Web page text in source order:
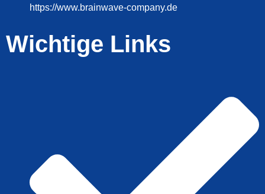
https://www.brainwave-company.de
Wichtige Links